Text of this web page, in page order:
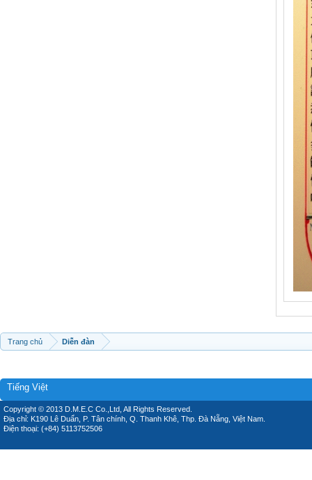
Trang chủ Diễn đàn
Tiếng Việt
Copyright © 2013 D.M.E.C Co.,Ltd, All Rights Reserved.
Địa chỉ: K190 Lê Duẩn, P. Tân chính, Q. Thanh Khê, Thp. Đà Nẵng, Việt Nam.
Điện thoại: (+84) 5113752506